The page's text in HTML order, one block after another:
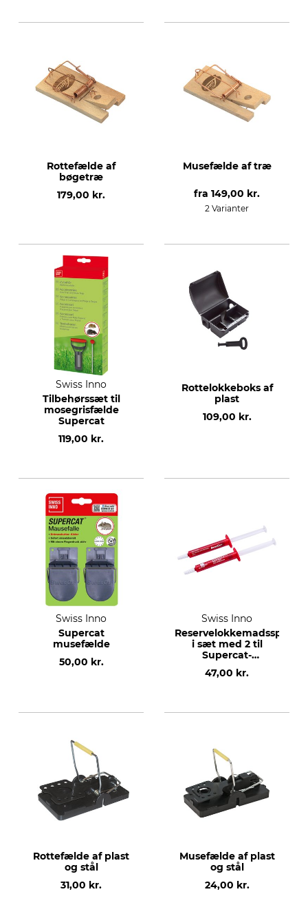
Rottefælde af
bøgetræ
179,00 kr.
Musefælde af træ
fra 149,00 kr.
2 Varianter
Swiss Inno
Tilbehørssæt til
mosegrisfælde
Supercat
119,00 kr.
Rottelokkeboks af
plast
109,00 kr.
Swiss Inno
Supercat
musefælde
50,00 kr.
Swiss Inno
Reservelokkemadssprøjte
i sæt med 2 til
Supercat-
musefælde
47,00 kr.
Rottefælde af plast
og stål
31,00 kr.
Musefælde af plast
og stål
24,00 kr.